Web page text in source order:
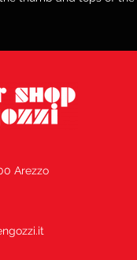
Arezzo